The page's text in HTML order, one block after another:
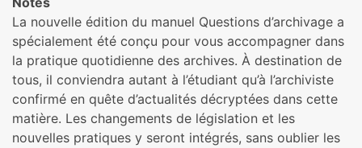
La nouvelle édition du manuel Questions d’archivage a
spécialement été conçu pour vous accompagner dans
la pratique quotidienne des archives. À destination de
tous, il conviendra autant à l’étudiant qu’à l’archiviste
confirmé en quête d’actualités décryptées dans cette
matière. Les changements de législation et les
nouvelles pratiques y seront intégrés, sans oublier les